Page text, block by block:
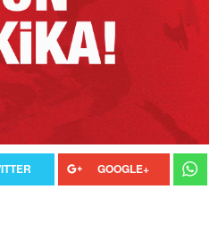
GOOGLE+